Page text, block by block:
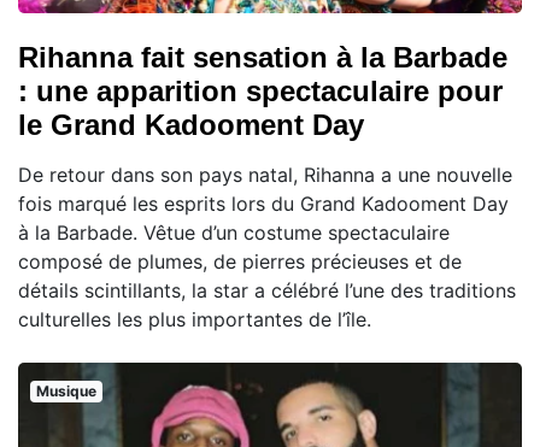
Rihanna fait sensation à la Barbade
: une apparition spectaculaire pour
le Grand Kadooment Day
De retour dans son pays natal, Rihanna a une nouvelle
fois marqué les esprits lors du Grand Kadooment Day
à la Barbade. Vêtue d’un costume spectaculaire
composé de plumes, de pierres précieuses et de
détails scintillants, la star a célébré l’une des traditions
culturelles les plus importantes de l’île.
Musique